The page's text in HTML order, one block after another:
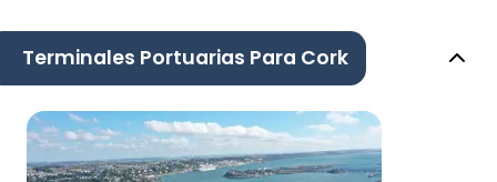
Terminales Portuarias Para Cork